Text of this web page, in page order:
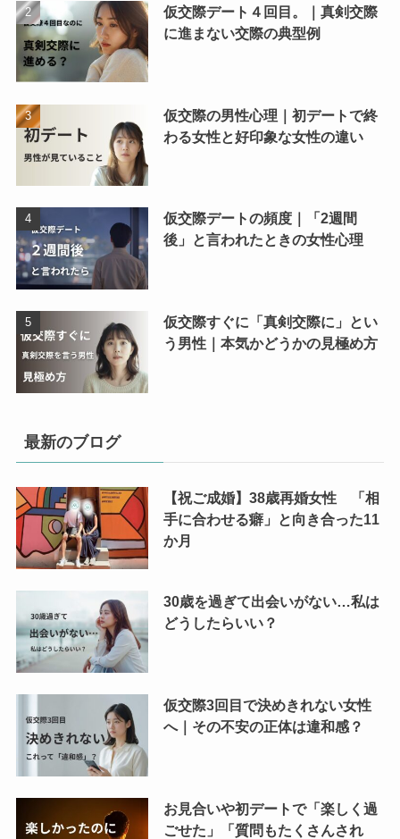
仮交際デート４回目。｜真剣交際
に進まない交際の典型例
仮交際の男性心理｜初デートで終
わる女性と好印象な女性の違い
仮交際デートの頻度｜「2週間
後」と言われたときの女性心理
仮交際すぐに「真剣交際に」とい
う男性｜本気かどうかの見極め方
最新のブログ
【祝ご成婚】38歳再婚女性 「相
手に合わせる癖」と向き合った11
か月
30歳を過ぎて出会いがない…私は
どうしたらいい？
仮交際3回目で決めきれない女性
へ｜その不安の正体は違和感？
お見合いや初デートで「楽しく過
ごせた」「質問もたくさんされ